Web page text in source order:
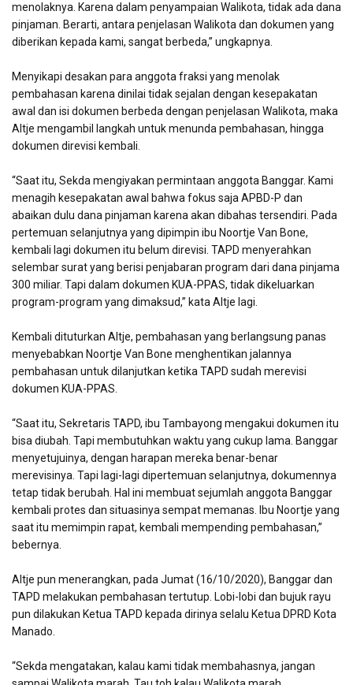
menolaknya. Karena dalam penyampaian Walikota, tidak ada dana
pinjaman. Berarti, antara penjelasan Walikota dan dokumen yang
diberikan kepada kami, sangat berbeda,” ungkapnya.
Menyikapi desakan para anggota fraksi yang menolak
pembahasan karena dinilai tidak sejalan dengan kesepakatan
awal dan isi dokumen berbeda dengan penjelasan Walikota, maka
Altje mengambil langkah untuk menunda pembahasan, hingga
dokumen direvisi kembali.
“Saat itu, Sekda mengiyakan permintaan anggota Banggar. Kami
menagih kesepakatan awal bahwa fokus saja APBD-P dan
abaikan dulu dana pinjaman karena akan dibahas tersendiri. Pada
pertemuan selanjutnya yang dipimpin ibu Noortje Van Bone,
kembali lagi dokumen itu belum direvisi. TAPD menyerahkan
selembar surat yang berisi penjabaran program dari dana pinjama
300 miliar. Tapi dalam dokumen KUA-PPAS, tidak dikeluarkan
program-program yang dimaksud,” kata Altje lagi.
Kembali dituturkan Altje, pembahasan yang berlangsung panas
menyebabkan Noortje Van Bone menghentikan jalannya
pembahasan untuk dilanjutkan ketika TAPD sudah merevisi
dokumen KUA-PPAS.
“Saat itu, Sekretaris TAPD, ibu Tambayong mengakui dokumen itu
bisa diubah. Tapi membutuhkan waktu yang cukup lama. Banggar
menyetujuinya, dengan harapan mereka benar-benar
merevisinya. Tapi lagi-lagi dipertemuan selanjutnya, dokumennya
tetap tidak berubah. Hal ini membuat sejumlah anggota Banggar
kembali protes dan situasinya sempat memanas. Ibu Noortje yang
saat itu memimpin rapat, kembali mempending pembahasan,”
bebernya.
Altje pun menerangkan, pada Jumat (16/10/2020), Banggar dan
TAPD melakukan pembahasan tertutup. Lobi-lobi dan bujuk rayu
pun dilakukan Ketua TAPD kepada dirinya selalu Ketua DPRD Kota
Manado.
“Sekda mengatakan, kalau kami tidak membahasnya, jangan